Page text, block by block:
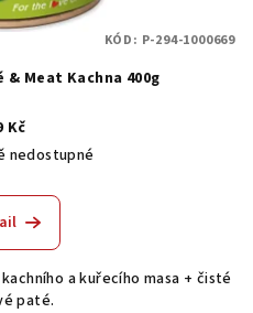
& Meat Kachna 400g
Kč
nedostupné
a kuřecího masa + čisté
paté.
KÓD: P-294-1000669